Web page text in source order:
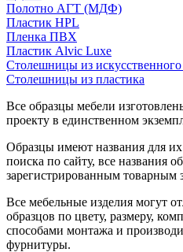
Полотно АГТ (МДФ)
Пластик HPL
Пленка ПВХ
Пластик Alvic Luxe
Столешницы из
Столешницы из пластика
Все образцы мебели
проекту в единственном
Образцы имеют названия для
поиска по сайту, все названия
зарегистрированным товарным
Все мебельные изделия могут
образцов по цвету, размеру,
способами монтажа и
фурнитуры.